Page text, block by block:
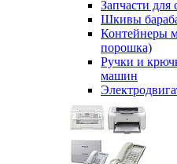
Запчасти
Шкивы
Контейнеры
порошка)
Ручки и
машин